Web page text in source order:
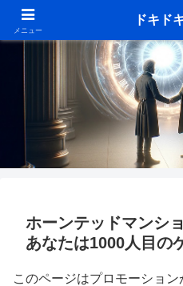
ホーンテッドマンシ
あなたは1000人目の
このページはプロモーション
メニュー
ドキド